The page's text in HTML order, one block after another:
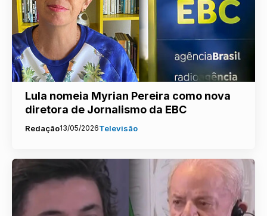
Lula nomeia Myrian Pereira como nova
diretora de Jornalismo da EBC
Redação13/05/2026Televisão